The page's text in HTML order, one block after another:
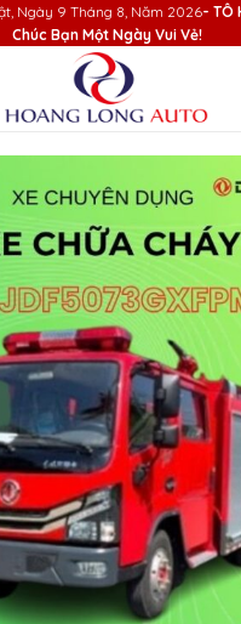
Ngày 9 Tháng 8, Năm 2026- TÔ
Chúc Bạn Một Ngày Vui Vẻ!